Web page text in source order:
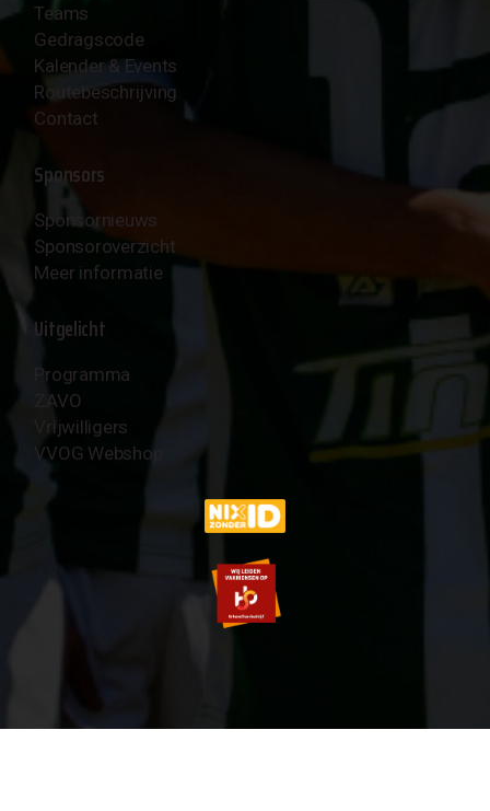
Teams
Gedragscode
Kalender & Events
Routebeschrijving
Contact
Sponsors
Sponsornieuws
Sponsoroverzicht
Meer informatie
Uitgelicht
Programma
ZAVO
Vrijwilligers
VVOG Webshop